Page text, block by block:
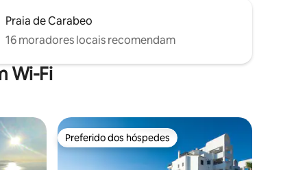
Praia de Carabeo
16 moradores locais recomendam
Wi-Fi
hóspedes Preferido dos hóspedes
Preferido dos hóspedes